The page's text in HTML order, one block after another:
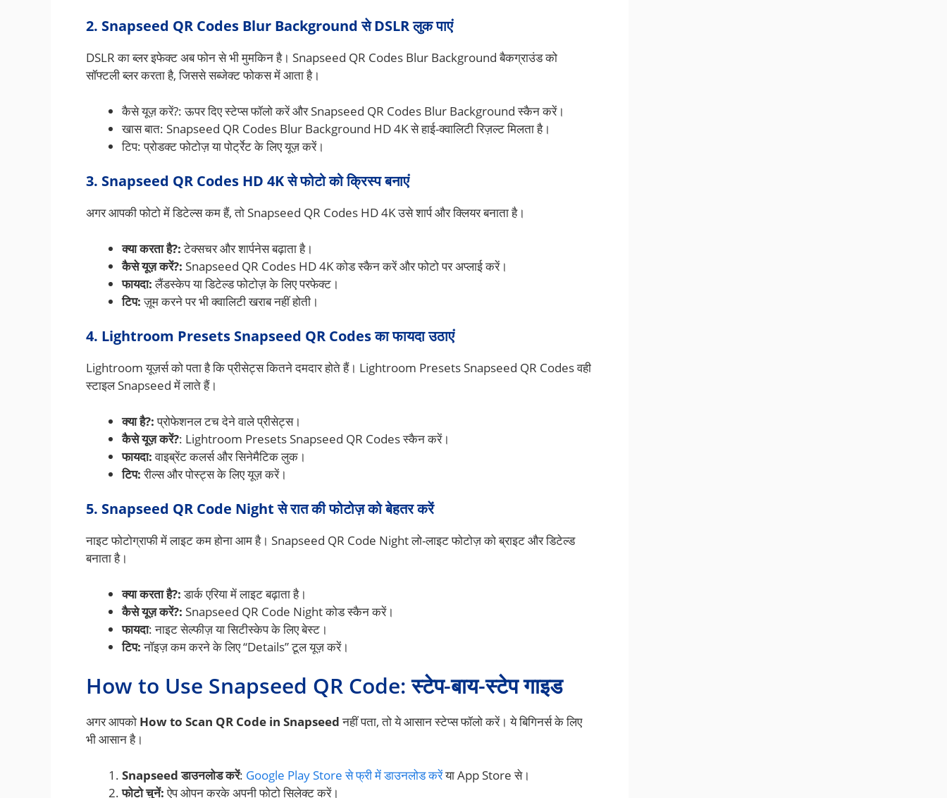
2. Snapseed QR Codes Blur Background से DSLR लुक पाएं
DSLR का ब्लर इफेक्ट अब फोन से भी मुमकिन है। Snapseed QR Codes Blur Background बैकग्राउंड को
सॉफ्टली ब्लर करता है, जिससे सब्जेक्ट फोकस में आता है।
कैसे यूज़ करें?: ऊपर दिए स्टेप्स फॉलो करें और Snapseed QR Codes Blur Background स्कैन करें।
खास बात: Snapseed QR Codes Blur Background HD 4K से हाई-क्वालिटी रिज़ल्ट मिलता है।
टिप: प्रोडक्ट फोटोज़ या पोर्ट्रेट के लिए यूज़ करें।
3. Snapseed QR Codes HD 4K से फोटो को क्रिस्प बनाएं
अगर आपकी फोटो में डिटेल्स कम हैं, तो Snapseed QR Codes HD 4K उसे शार्प और क्लियर बनाता है।
क्या करता है?:टेक्सचर और शार्पनेस बढ़ाता है।
कैसे यूज़ करें?: Snapseed QR Codes HD 4K कोड स्कैन करें और फोटो पर अप्लाई करें।
फायदा:लैंडस्केप या डिटेल्ड फोटोज़ के लिए परफेक्ट।
टिप:ज़ूम करने पर भी क्वालिटी खराब नहीं होती।
4. Lightroom Presets Snapseed QR Codes का फायदा उठाएं
Lightroom यूज़र्स को पता है कि प्रीसेट्स कितने दमदार होते हैं। Lightroom Presets Snapseed QR Codes वही
स्टाइल Snapseed में लाते हैं।
क्या है?:प्रोफेशनल टच देने वाले प्रीसेट्स।
कैसे यूज़ करें?: Lightroom Presets Snapseed QR Codes स्कैन करें।
फायदा:वाइब्रेंट कलर्स और सिनेमैटिक लुक।
टिप:रील्स और पोस्ट्स के लिए यूज़ करें।
5. Snapseed QR Code Night से रात की फोटोज़ को बेहतर करें
नाइट फोटोग्राफी में लाइट कम होना आम है। Snapseed QR Code Night लो-लाइट फोटोज़ को ब्राइट और डिटेल्ड
बनाता है।
क्या करता है?:डार्क एरिया में लाइट बढ़ाता है।
कैसे यूज़ करें?: Snapseed QR Code Night कोड स्कैन करें।
फायदा: नाइट सेल्फीज़ या सिटीस्केप के लिए बेस्ट।
टिप:नॉइज़ कम करने के लिए “Details” टूल यूज़ करें।
How to Use Snapseed QR Code: स्टेप-बाय-स्टेप गाइड
अगर आपको How to Scan QR Code in Snapseedनहीं पता, तो ये आसान स्टेप्स फॉलो करें। ये बिगिनर्स के लिए
भी आसान है।
Snapseed डाउनलोड करें: Google Play Store से फ्री में डाउनलोड करेंया App Store से।
फोटो चुनें:ऐप ओपन करके अपनी फोटो सिलेक्ट करें।